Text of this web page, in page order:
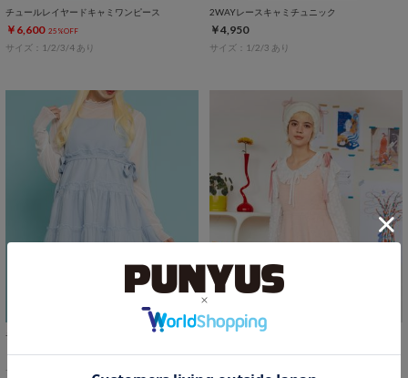
チュールレイヤードキャミワンピース
￥6,600 25%OFF
サイズ：1/2/3/4 あり
2WAYレースキャミチュニック
￥4,950
サイズ：1/2/3 あり
チュールレイヤードキャミワンピース
￥5,500 37%OFF
サイズ：1 あり
￥3,300 50%OFF